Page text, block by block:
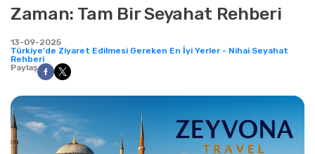
Zaman: Tam Bir Seyahat Rehberi
13-09-2025
Türkiye'de Ziyaret Edilmesi Gereken En İyi Yerler - Nihai Seyahat
Rehberi
Paylaş